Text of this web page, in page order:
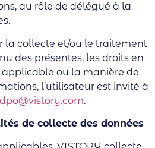
au rôle de délégué à la
la collecte et/ou le traitement
des présentes, les droits en
ou la manière de
l’utilisateur est invité à
dpo@vistory.com.
de collecte des données